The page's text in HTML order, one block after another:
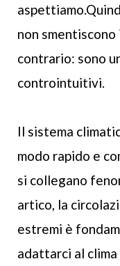
non
contrario: sono
controintuitivi.
Il sistema
modo rapido e
si collegano
artico, la
estremi è
adattarci al clima